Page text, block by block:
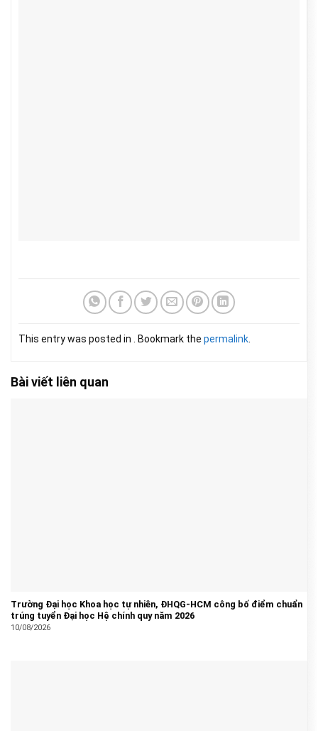
This entry was posted in . Bookmark the permalink
Bài viết liên quan
Trường Đại học Khoa học tự nhiên, ĐHQG-HCM công bố điểm chuẩn
trúng tuyển Đại học Hệ chính quy năm 2026
10/08/2026